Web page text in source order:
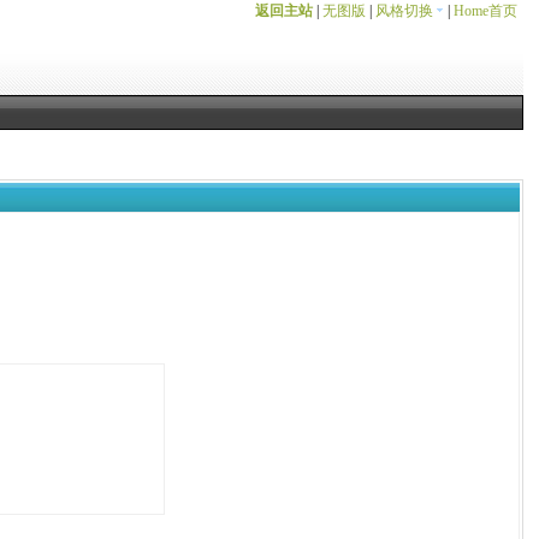
返回主站| 无图版 风格切换 Home首页